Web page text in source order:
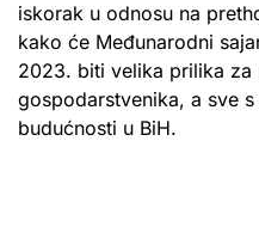
iskorak u odnosu na
kako će Međunarodni
2023. biti velika prilika za
gospodarstvenika, a sve
budućnosti u BiH.